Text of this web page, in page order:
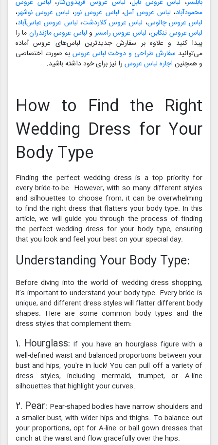
محمودآباد، لباس عروس آمل، لباس عروس نور، لباس عروس نوشهر،
لباس عروس چالوس، لباس عروس کلاردشت، لباس عروس عباس‌آباد،
لباس عروس تنکابن، لباس عروس رامسر و لباس عروس مازندران ما را
پیدا کنید و علاوه بر سفارش جدیدترین لباس‌های عروس آماده
می‌توانید سفارش طراحی و دوخت لباس عروس به صورت اختصاصی
و همچنین اجاره لباس عروس را نیز برای خود داشته باشید.
How to Find the Right
Wedding Dress for Your
Body Type
Finding the perfect wedding dress is a top priority for
every bride-to-be. However, with so many different styles
and silhouettes to choose from, it can be overwhelming
to find the right dress that flatters your body type. In this
article, we will guide you through the process of finding
the perfect wedding dress for your body type, ensuring
that you look and feel your best on your special day.
Understanding Your Body Type:
Before diving into the world of wedding dress shopping,
it's important to understand your body type. Every bride is
unique, and different dress styles will flatter different body
shapes. Here are some common body types and the
dress styles that complement them:
1. Hourglass: If you have an hourglass figure with a
well-defined waist and balanced proportions between your
bust and hips, you're in luck! You can pull off a variety of
dress styles, including mermaid, trumpet, or A-line
silhouettes that highlight your curves.
2. Pear: Pear-shaped bodies have narrow shoulders and
a smaller bust, with wider hips and thighs. To balance out
your proportions, opt for A-line or ball gown dresses that
cinch at the waist and flow gracefully over the hips.